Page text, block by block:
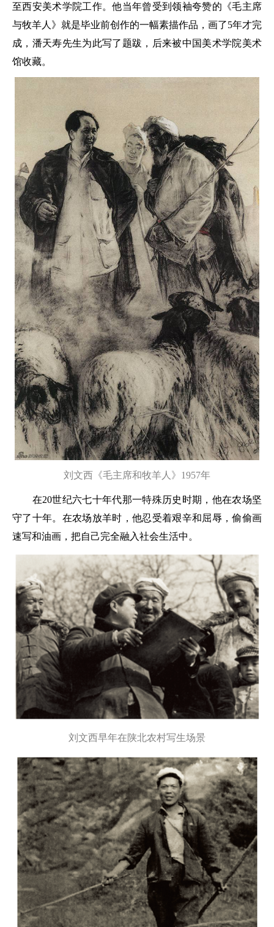
至西安美术学院工作。他当年曾受到领袖夸赞的《毛主席
与牧羊人》就是毕业前创作的一幅素描作品，画了5年才完
成，潘天寿先生为此写了题跋，后来被中国美术学院美术
馆收藏。
刘文西《毛主席和牧羊人》1957年
在20世纪六七十年代那一特殊历史时期，他在农场坚
守了十年。在农场放羊时，他忍受着艰辛和屈辱，偷偷画
速写和油画，把自己完全融入社会生活中。
刘文西早年在陕北农村写生场景